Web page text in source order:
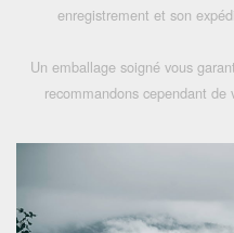
enregistrement et son
Un emballage soigné vous
recommandons cependant de